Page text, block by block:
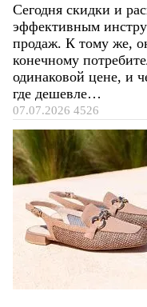
Сегодня скидки и
эффективным
продаж. К тому же,
конечному
одинаковой цене, и
где дешевле…
07.07.2026 4526